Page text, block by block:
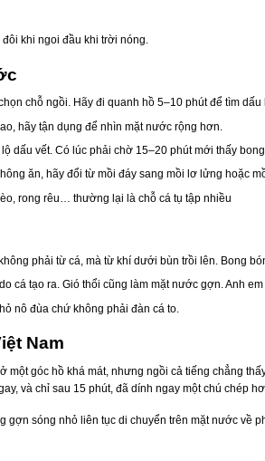
khi ngoi đầu khi trời nóng.
chỗ ngồi. Hãy đi quanh hồ 5–10 phút để tìm dấu
hãy tận dụng để nhìn mặt nước rộng hơn.
dấu vết. Có lúc phải chờ 15–20 phút mới thấy
ăn, hãy đổi từ mồi đáy sang mồi lơ lửng hoặc
rong rêu… thường lại là chỗ cá tụ tập nhiều
phải từ cá, mà từ khí dưới bùn trồi lên. Bong
cá tạo ra. Gió thổi cũng làm mặt nước gợn. Anh
nô đùa chứ không phải đàn cá to.
Nam
một góc hồ khá mát, nhưng ngồi cả tiếng chẳng
và chỉ sau 15 phút, đã dính ngay một chú chép
gợn sóng nhỏ liên tục di chuyển trên mặt nước